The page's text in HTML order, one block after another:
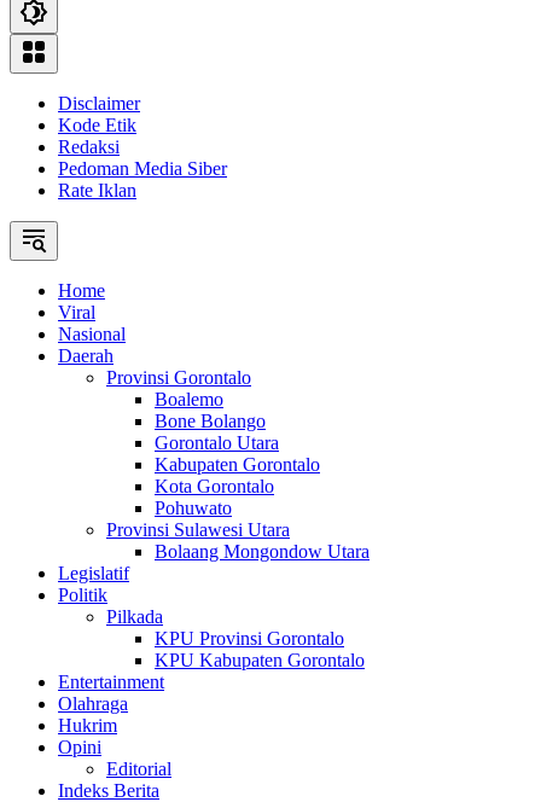
Disclaimer
Kode Etik
Redaksi
Pedoman Media Siber
Rate Iklan
Home
Viral
Nasional
Daerah
Provinsi Gorontalo
Boalemo
Bone Bolango
Gorontalo Utara
Kabupaten Gorontalo
Kota Gorontalo
Pohuwato
Provinsi Sulawesi Utara
Bolaang Mongondow Utara
Legislatif
Politik
Pilkada
KPU Provinsi Gorontalo
KPU Kabupaten Gorontalo
Entertainment
Olahraga
Hukrim
Opini
Editorial
Indeks Berita